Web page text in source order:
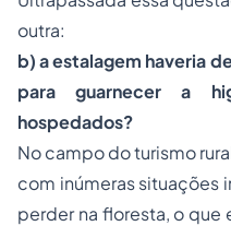
outra:
b) a estalagem haveria
para guarnecer a
hospedados?
No campo do turismo
com inúmeras situações
perder na floresta, o que